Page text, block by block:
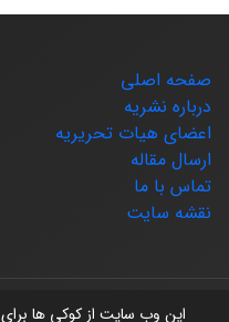
این وب سایت از کوکی ها برای
صفحه اصلی
درباره نشریه
اعضای هیات تحریریه
ارسال مقاله
تماس با ما
نقشه سایت
© سامانه مدیریت نشریات